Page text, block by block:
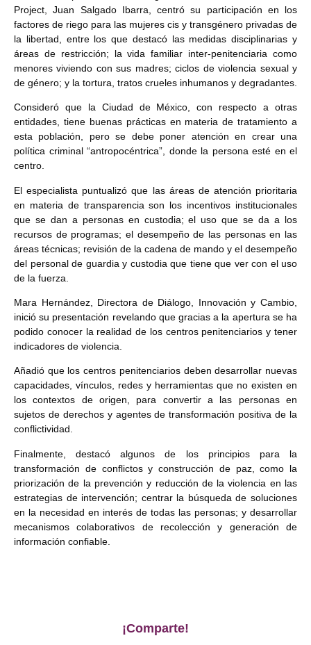
Project, Juan Salgado Ibarra, centró su participación en los
factores de riego para las mujeres cis y transgénero privadas de
la libertad, entre los que destacó las medidas disciplinarias y
áreas de restricción; la vida familiar inter-penitenciaria como
menores viviendo con sus madres; ciclos de violencia sexual y
de género; y la tortura, tratos crueles inhumanos y degradantes.
Consideró que la Ciudad de México, con respecto a otras
entidades, tiene buenas prácticas en materia de tratamiento a
esta población, pero se debe poner atención en crear una
política criminal “antropocéntrica”, donde la persona esté en el
centro.
El especialista puntualizó que las áreas de atención prioritaria
en materia de transparencia son los incentivos institucionales
que se dan a personas en custodia; el uso que se da a los
recursos de programas; el desempeño de las personas en las
áreas técnicas; revisión de la cadena de mando y el desempeño
del personal de guardia y custodia que tiene que ver con el uso
de la fuerza.
Mara Hernández, Directora de Diálogo, Innovación y Cambio,
inició su presentación revelando que gracias a la apertura se ha
podido conocer la realidad de los centros penitenciarios y tener
indicadores de violencia.
Añadió que los centros penitenciarios deben desarrollar nuevas
capacidades, vínculos, redes y herramientas que no existen en
los contextos de origen, para convertir a las personas en
sujetos de derechos y agentes de transformación positiva de la
conflictividad.
Finalmente, destacó algunos de los principios para la
transformación de conflictos y construcción de paz, como la
priorización de la prevención y reducción de la violencia en las
estrategias de intervención; centrar la búsqueda de soluciones
en la necesidad en interés de todas las personas; y desarrollar
mecanismos colaborativos de recolección y generación de
información confiable.
¡Comparte!